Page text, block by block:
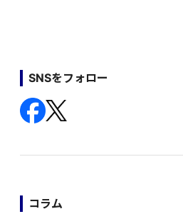
SNSをフォロー
コラム